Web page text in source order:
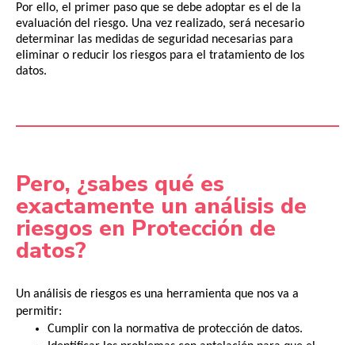
Por ello, el primer paso que se debe adoptar es el de la
evaluación del riesgo. Una vez realizado, será necesario
determinar las medidas de seguridad necesarias para
eliminar o reducir los riesgos para el tratamiento de los
datos.
Pero, ¿sabes qué es
exactamente un análisis de
riesgos en Protección de
datos?
Un análisis de riesgos es una herramienta que nos va a
permitir:
Cumplir con la normativa de protección de datos.